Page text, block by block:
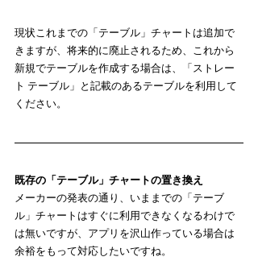
現状これまでの「テーブル」チャートは追加で
きますが、将来的に廃止されるため、これから
新規でテーブルを作成する場合は、「ストレー
ト テーブル」と記載のあるテーブルを利用して
ください。
既存の「テーブル」チャートの置き換え
メーカーの発表の通り、いままでの「テーブ
ル」チャートはすぐに利用できなくなるわけで
は無いですが、アプリを沢山作っている場合は
余裕をもって対応したいですね。